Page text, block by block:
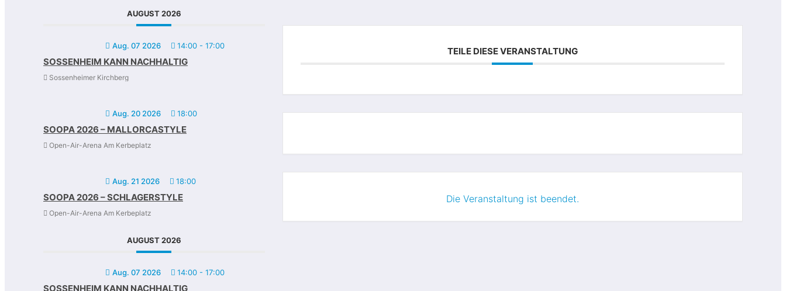
AUGUST 2026
Aug. 07 2026 14:00 - 17:00
SOSSENHEIM KANN NACHHALTIG
Sossenheimer Kirchberg
Aug. 20 2026 18:00
SOOPA 2026 – MALLORCASTYLE
Open-Air-Arena Am Kerbeplatz
Aug. 21 2026 18:00
SOOPA 2026 – SCHLAGERSTYLE
Open-Air-Arena Am Kerbeplatz
AUGUST 2026
Aug. 07 2026 14:00 - 17:00
SOSSENHEIM KANN NACHHALTIG
TEILE DIESE VERANSTALTUNG
Die Veranstaltung ist beendet.